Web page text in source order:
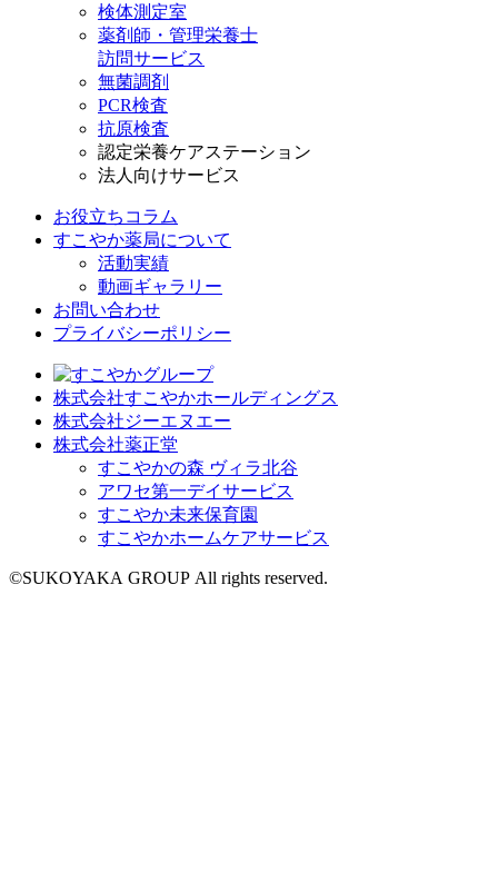
検体測定室
薬剤師・管理栄養士
訪問サービス
無菌調剤
PCR検査
抗原検査
認定栄養ケアステーション
法人向けサービス
お役立ちコラム
すこやか薬局について
活動実績
動画ギャラリー
お問い合わせ
プライバシーポリシー
株式会社すこやかホールディングス
株式会社ジーエヌエー
株式会社薬正堂
すこやかの森 ヴィラ北谷
アワセ第一デイサービス
すこやか未来保育園
すこやかホームケアサービス
©SUKOYAKA GROUP All rights reserved.